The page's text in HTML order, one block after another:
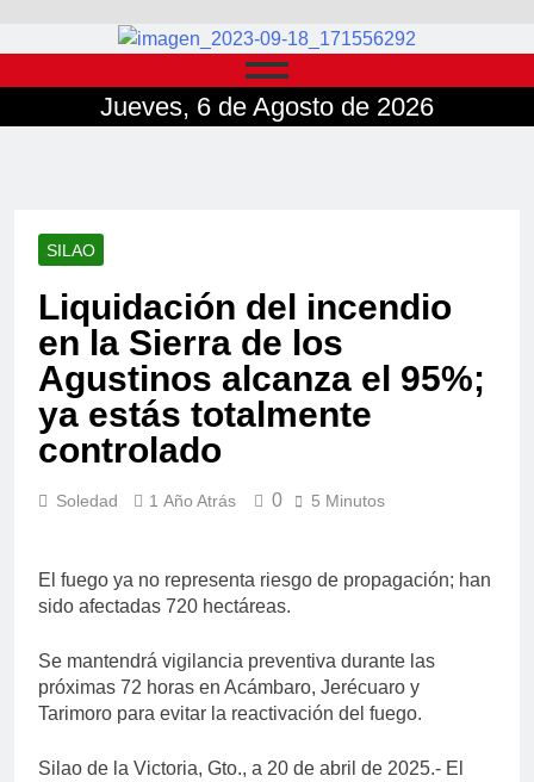
Jueves, 6 de Agosto de 2026
SILAO
Liquidación del incendio
en la Sierra de los
Agustinos alcanza el 95%;
ya estás totalmente
controlado
Soledad 1 Año Atrás 0 5 Minutos
El fuego ya no representa riesgo de propagación; han
sido afectadas 720 hectáreas.
Se mantendrá vigilancia preventiva durante las
próximas 72 horas en Acámbaro, Jerécuaro y
Tarimoro para evitar la reactivación del fuego.
Silao de la Victoria, Gto., a 20 de abril de 2025.- El